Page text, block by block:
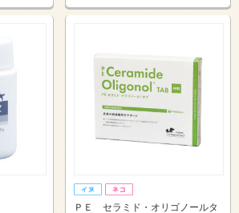
ＰＥ セラミド・オリゴノールタ